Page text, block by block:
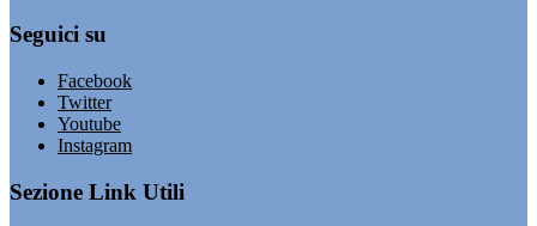
Seguici su
Facebook
Twitter
Youtube
Instagram
Sezione Link Utili